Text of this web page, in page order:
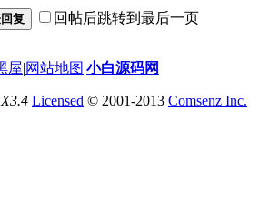
复 回帖后跳转到最后一页
屋 网站地图 小白源码网
X3.4 Licensed © 2001-2013 Comsenz Inc.